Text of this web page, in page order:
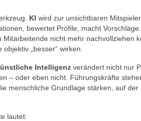
KI wird zur unsichtbaren
bewertet Profile, macht
nicht mehr nachvollziehen
„besser“ wirken.
Intelligenz verändert nicht nur
– oder eben nicht. Führungskräfte
menschliche Grundlage stärken, auf der
lautet: